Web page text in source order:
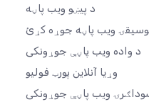
د پیښو ویب پاڼه
ویب پاڼه جوړه کړئ
د واده ویب پاڼې جوړونکی
وړیا آنلاین پورټ فولیو
ویب پاڼې جوړونکی